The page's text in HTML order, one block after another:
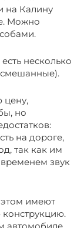
на Калину
Можно
несколько
но
на дороге,
так как им
звук
этом имеют